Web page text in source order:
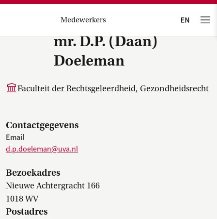
Medewerkers
mr. D.P. (Daan)
Doeleman
Faculteit der Rechtsgeleerdheid, Gezondheidsrecht
Contactgegevens
Email
d.p.doeleman@uva.nl
Bezoekadres
Nieuwe Achtergracht 166
1018 WV
Postadres